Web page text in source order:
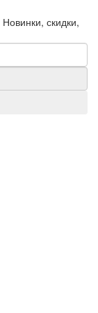
Новинки, скидки,